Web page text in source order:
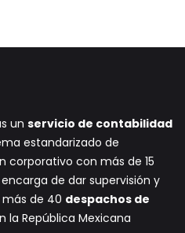
un servicio de contabilidad
estandarizado de
corporativo con más de 15
de dar supervisión y
de 40 despachos de
la República Mexicana